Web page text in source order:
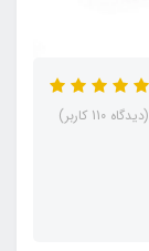
(دیدگاه 110 کاربر)